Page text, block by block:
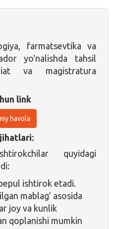
farmatsevtika va
yo'nalishda tahsil
va magistratura
link
havola
quyidagi
ishtirok etadi.
mablag’ asosida
joy va kunlik
qoplanishi mumkin